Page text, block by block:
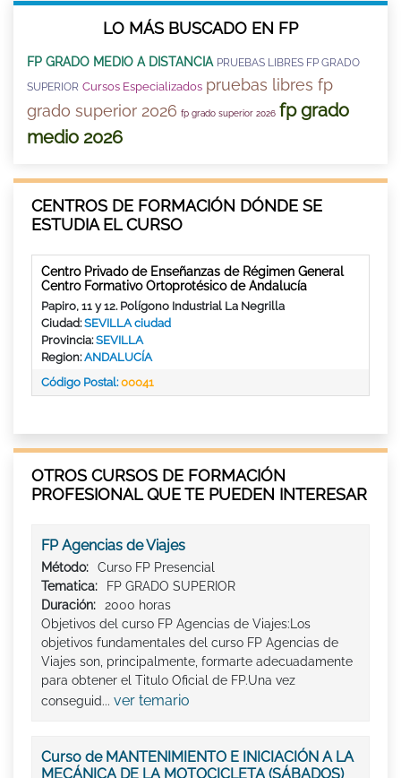
LO MÁS BUSCADO EN FP
FP GRADO MEDIO A DISTANCIA PRUEBAS LIBRES FP GRADO
SUPERIOR Cursos Especializados pruebas libres fp
grado superior 2026 fp grado superior 2026 fp grado
medio 2026
CENTROS DE FORMACIÓN DÓNDE SE
ESTUDIA EL CURSO
Centro Privado de Enseñanzas de Régimen General
Centro Formativo Ortoprotésico de Andalucía
Papiro, 11 y 12. Polígono Industrial La Negrilla
Ciudad:SEVILLA ciudad
Provincia:SEVILLA
Region:ANDALUCÍA
Código Postal:00041
OTROS CURSOS DE FORMACIÓN
PROFESIONAL QUE TE PUEDEN INTERESAR
FP Agencias de Viajes
Método:
Curso FP Presencial
Tematica:
FP GRADO SUPERIOR
Duración:
2000 horas
Objetivos del curso FP Agencias de Viajes:Los
objetivos fundamentales del curso FP Agencias de
Viajes son, principalmente, formarte adecuadamente
para obtener el Titulo Oficial de FP.Una vez
conseguid... ver temario
Curso de MANTENIMIENTO E INICIACIÓN A LA
MECÁNICA DE LA MOTOCICLETA (SÁBADOS)